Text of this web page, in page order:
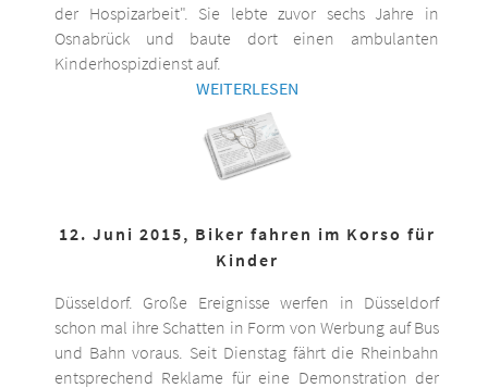
der Hospizarbeit". Sie lebte zuvor sechs Jahre in
Osnabrück und baute dort einen ambulanten
Kinderhospizdienst auf.
WEITERLESEN
12. Juni 2015, Biker fahren im Korso für
Kinder
Düsseldorf. Große Ereignisse werfen in Düsseldorf
schon mal ihre Schatten in Form von Werbung auf Bus
und Bahn voraus. Seit Dienstag fährt die Rheinbahn
entsprechend Reklame für eine Demonstration der